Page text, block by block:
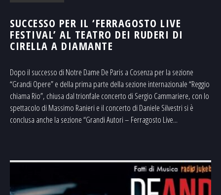
SUCCESSO PER IL ‘FERRAGOSTO LIVE
FESTIVAL’ AL TEATRO DEI RUDERI DI
CIRELLA A DIAMANTE
Dopo il successo di Notre Dame De Paris a Cosenza per la sezione
“Grandi Opere” e della prima parte della sezione internazionale “Reggio
chiama Rio”, chiusa dal trionfale concerto di Sergio Cammariere, con lo
spettacolo di Massimo Ranieri e il concerto di Daniele Silvestri si è
conclusa anche la sezione “Grandi Autori – Ferragosto Live...